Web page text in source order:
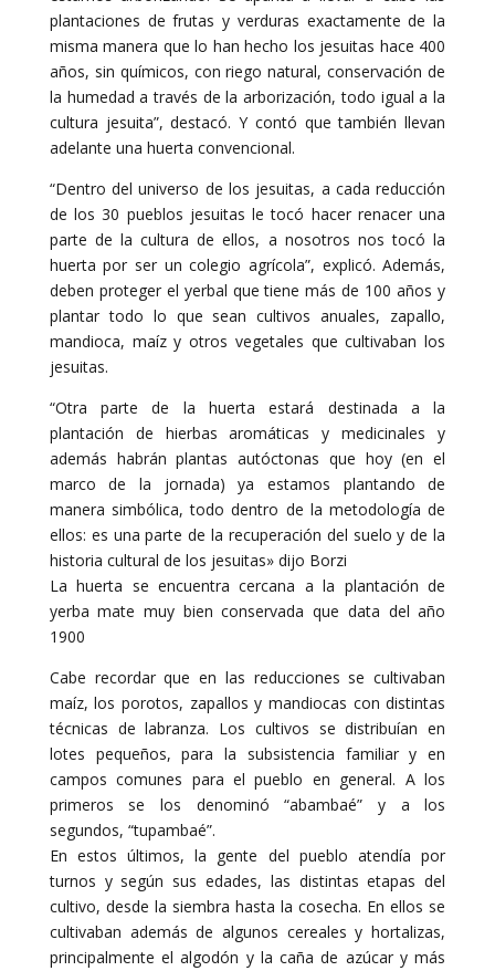
plantaciones de frutas y verduras exactamente de la
misma manera que lo han hecho los jesuitas hace 400
años, sin químicos, con riego natural, conservación de
la humedad a través de la arborización, todo igual a la
cultura jesuita”, destacó. Y contó que también llevan
adelante una huerta convencional.
“Dentro del universo de los jesuitas, a cada reducción
de los 30 pueblos jesuitas le tocó hacer renacer una
parte de la cultura de ellos, a nosotros nos tocó la
huerta por ser un colegio agrícola”, explicó. Además,
deben proteger el yerbal que tiene más de 100 años y
plantar todo lo que sean cultivos anuales, zapallo,
mandioca, maíz y otros vegetales que cultivaban los
jesuitas.
“Otra parte de la huerta estará destinada a la
plantación de hierbas aromáticas y medicinales y
además habrán plantas autóctonas que hoy (en el
marco de la jornada) ya estamos plantando de
manera simbólica, todo dentro de la metodología de
ellos: es una parte de la recuperación del suelo y de la
historia cultural de los jesuitas» dijo Borzi
La huerta se encuentra cercana a la plantación de
yerba mate muy bien conservada que data del año
1900
Cabe recordar que en las reducciones se cultivaban
maíz, los porotos, zapallos y mandiocas con distintas
técnicas de labranza. Los cultivos se distribuían en
lotes pequeños, para la subsistencia familiar y en
campos comunes para el pueblo en general. A los
primeros se los denominó “abambaé” y a los
segundos, “tupambaé”.
En estos últimos, la gente del pueblo atendía por
turnos y según sus edades, las distintas etapas del
cultivo, desde la siembra hasta la cosecha. En ellos se
cultivaban además de algunos cereales y hortalizas,
principalmente el algodón y la caña de azúcar y más